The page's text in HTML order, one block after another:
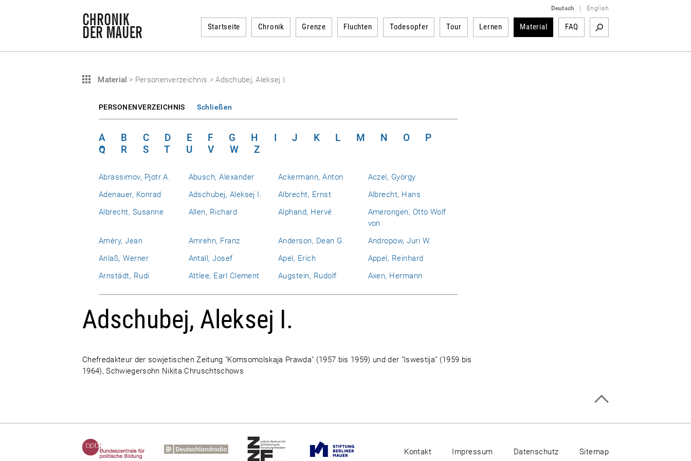
Deutsch English
Startseite Chronik Grenze Fluchten Todesopfer Tour Lernen Material FAQ
Material > Personenverzeichnis > Adschubej, Aleksej I.
PERSONENVERZEICHNIS Schließen
A B C D E F G H I J K L M N O
P
Q
R S T U V W Z
Abrassimov, Pjotr A. Abusch, Alexander Ackermann, Anton
Aczel, György
Adenauer, Konrad
Adschubej, Aleksej I. Albrecht, Ernst
Albrecht, Hans
Albrecht, Susanne
Allen, Richard Alphand, Hervé
Amerongen, Otto Wolf
von
Améry, Jean
Amrehn, Franz Anderson, Dean G.
Andropow, Juri W.
Anlaß, Werner
Antall, Josef Apel, Erich
Appel, Reinhard
Arnstädt, Rudi
Attlee, Earl Clement Augstein, Rudolf Axen, Hermann
Adschubej, Aleksej I.
Chefredakteur der sowjetischen Zeitung "Komsomolskaja Prawda" (1957 bis 1959) und der "Iswestija" (1959 bis
1964), Schwiegersohn Nikita Chruschtschows
Kontakt Impressum Datenschutz Sitemap